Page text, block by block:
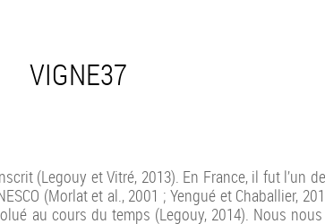
VIGNE37
(Legouy et Vitré, 2013). En France, il fut l’un
(Morlat et al., 2001 ; Yengué et Chaballier,
au cours du temps (Legouy, 2014). Nous